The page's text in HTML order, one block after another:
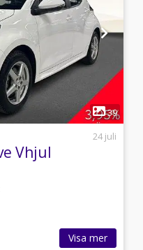
39
24 juli
Vhjul
Visa mer